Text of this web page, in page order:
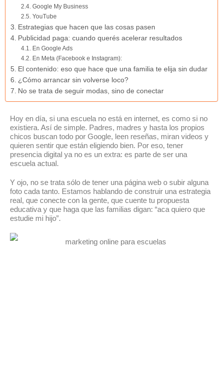
Google My Business
YouTube
Estrategias que hacen que las cosas pasen
Publicidad paga: cuando querés acelerar resultados
En Google Ads
En Meta (Facebook e Instagram):
El contenido: eso que hace que una familia te elija sin dudar
¿Cómo arrancar sin volverse loco?
No se trata de seguir modas, sino de conectar
Hoy en día, si una escuela no está en internet, es como si no
existiera. Así de simple. Padres, madres y hasta los propios
chicos buscan todo por Google, leen reseñas, miran videos y
quieren sentir que están eligiendo bien. Por eso, tener
presencia digital ya no es un extra: es parte de ser una
escuela actual.
Y ojo, no se trata sólo de tener una página web o subir alguna
foto cada tanto. Estamos hablando de construir una estrategia
real, que conecte con la gente, que cuente tu propuesta
educativa y que haga que las familias digan: “aca quiero que
estudie mi hijo”.